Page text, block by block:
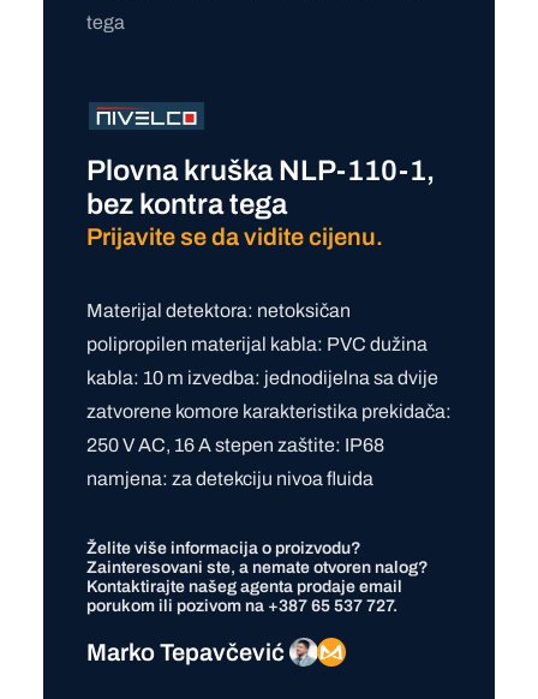
tega
Plovna kruška NLP-110-1,
bez kontra tega
Prijavite se da vidite cijenu.
Materijal detektora: netoksičan
polipropilen materijal kabla: PVC dužina
kabla: 10 m izvedba: jednodijelna sa dvije
zatvorene komore karakteristika prekidača:
250 V AC, 16 A stepen zaštite: IP68
namjena: za detekciju nivoa fluida
Želite više informacija o proizvodu?
Zainteresovani ste, a nemate otvoren nalog?
Kontaktirajte našeg agenta prodaje email
porukom ili pozivom na +387 65 537 727.
Marko Tepavčević